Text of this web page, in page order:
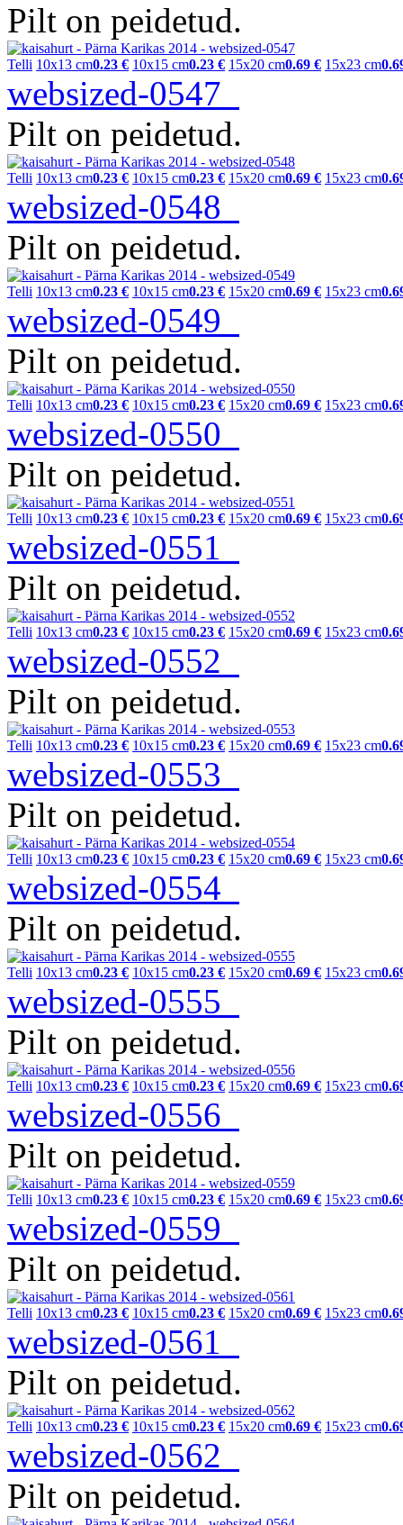
Pilt on peidetud.
Telli 10x13 cm0.23 € 10x15 cm0.23 € 15x20 cm0.69 € 15x23 cm
websized-0547
Pilt on peidetud.
Telli 10x13 cm0.23 € 10x15 cm0.23 € 15x20 cm0.69 € 15x23 cm
websized-0548
Pilt on peidetud.
Telli 10x13 cm0.23 € 10x15 cm0.23 € 15x20 cm0.69 € 15x23 cm
websized-0549
Pilt on peidetud.
Telli 10x13 cm0.23 € 10x15 cm0.23 € 15x20 cm0.69 € 15x23 cm
websized-0550
Pilt on peidetud.
Telli 10x13 cm0.23 € 10x15 cm0.23 € 15x20 cm0.69 € 15x23 cm
websized-0551
Pilt on peidetud.
Telli 10x13 cm0.23 € 10x15 cm0.23 € 15x20 cm0.69 € 15x23 cm
websized-0552
Pilt on peidetud.
Telli 10x13 cm0.23 € 10x15 cm0.23 € 15x20 cm0.69 € 15x23 cm
websized-0553
Pilt on peidetud.
Telli 10x13 cm0.23 € 10x15 cm0.23 € 15x20 cm0.69 € 15x23 cm
websized-0554
Pilt on peidetud.
Telli 10x13 cm0.23 € 10x15 cm0.23 € 15x20 cm0.69 € 15x23 cm
websized-0555
Pilt on peidetud.
Telli 10x13 cm0.23 € 10x15 cm0.23 € 15x20 cm0.69 € 15x23 cm
websized-0556
Pilt on peidetud.
Telli 10x13 cm0.23 € 10x15 cm0.23 € 15x20 cm0.69 € 15x23 cm
websized-0559
Pilt on peidetud.
Telli 10x13 cm0.23 € 10x15 cm0.23 € 15x20 cm0.69 € 15x23 cm
websized-0561
Pilt on peidetud.
Telli 10x13 cm0.23 € 10x15 cm0.23 € 15x20 cm0.69 € 15x23 cm
websized-0562
Pilt on peidetud.